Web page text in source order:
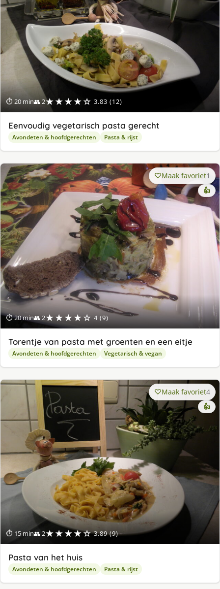
⏱ 20 min👥 2★★★★☆ 3.83 (12)
Eenvoudig vegetarisch pasta gerecht
Avondeten & hoofdgerechten Pasta & rijst
⏱ 20 min👥 2★★★★☆ 4 (9)
Maak favoriet1
👍
Torentje van pasta met groenten en een eitje
Avondeten & hoofdgerechten Vegetarisch & vegan
⏱ 15 min👥 2★★★★☆ 3.89 (9)
Maak favoriet4
👍
Pasta van het huis
Avondeten & hoofdgerechten Pasta & rijst